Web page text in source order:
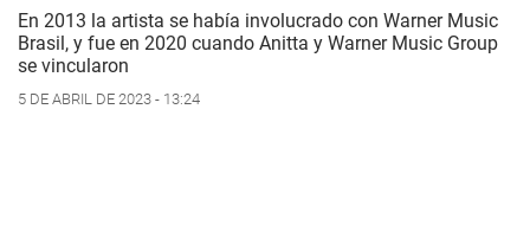
En 2013 la artista se había involucrado con Warner Music
Brasil, y fue en 2020 cuando Anitta y Warner Music Group
se vincularon
5 DE ABRIL DE 2023 - 13:24